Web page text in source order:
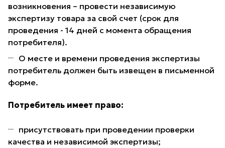
возникновения – провести независимую
экспертизу товара за свой счет (срок для
проведения - 14 дней с момента обращения
потребителя).
О месте и времени проведения экспертизы
потребитель должен быть извещен в письменной
форме.
Потребитель имеет право:
присутствовать при проведении проверки
качества и независимой экспертизы;